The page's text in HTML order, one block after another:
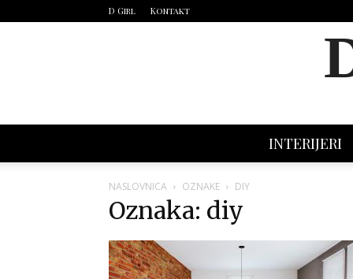
D Girl Kontakt
INTERIJERI
NASLOVNICA OZNAKE DIY
Oznaka: diy